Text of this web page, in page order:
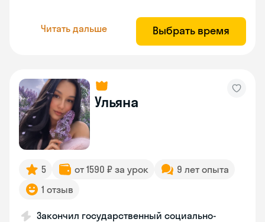
Читать дальше Выбрать время
Ульяна
5 от 1590 ₽ за урок
9 лет опыта
1 отзыв
Закончил государственный социально-